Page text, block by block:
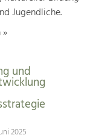
Jugendliche.
und